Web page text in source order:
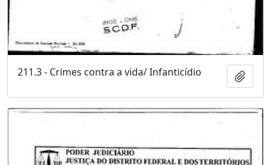
211.3 - Crimes contra a vida/ Infanticídio